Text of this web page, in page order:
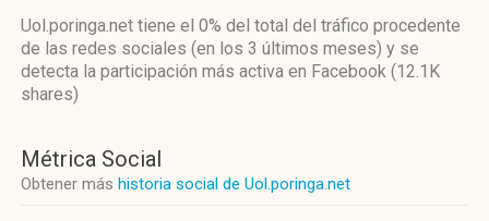
Uol.poringa.net tiene el 0% del total del tráfico procedente
de las redes sociales (en los 3 últimos meses) y se
detecta la participación más activa en Facebook (12.1K
shares)
Métrica Social
Obtener más historia social de Uol.poringa.net